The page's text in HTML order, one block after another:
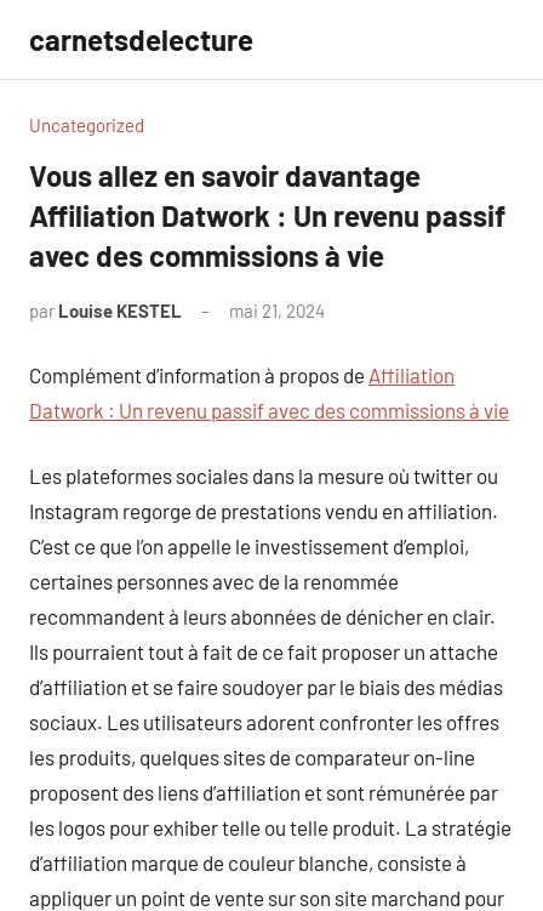
contenu
carnetsdelecture
Uncategorized
Vous allez en savoir davantage
Affiliation Datwork : Un revenu passif
avec des commissions à vie
par Louise KESTEL mai 21, 2024
Complément d’information à propos de Affiliation
Datwork : Un revenu passif avec des commissions à vie
Les plateformes sociales dans la mesure où twitter ou
Instagram regorge de prestations vendu en affiliation.
C’est ce que l’on appelle le investissement d’emploi,
certaines personnes avec de la renommée
recommandent à leurs abonnées de dénicher en clair.
Ils pourraient tout à fait de ce fait proposer un attache
d’affiliation et se faire soudoyer par le biais des médias
sociaux. Les utilisateurs adorent confronter les offres
les produits, quelques sites de comparateur on-line
proposent des liens d’affiliation et sont rémunérée par
les logos pour exhiber telle ou telle produit. La stratégie
d’affiliation marque de couleur blanche, consiste à
appliquer un point de vente sur son site marchand pour